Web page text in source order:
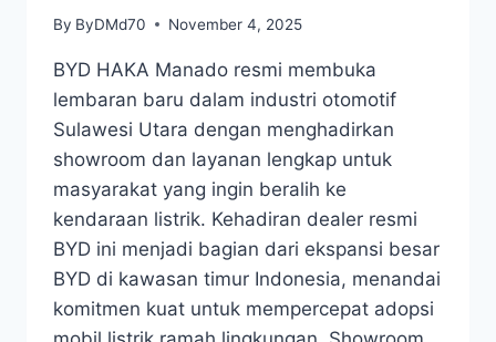
By ByDMd70 November 4, 2025
BYD HAKA Manado resmi membuka
lembaran baru dalam industri otomotif
Sulawesi Utara dengan menghadirkan
showroom dan layanan lengkap untuk
masyarakat yang ingin beralih ke
kendaraan listrik. Kehadiran dealer resmi
BYD ini menjadi bagian dari ekspansi besar
BYD di kawasan timur Indonesia, menandai
komitmen kuat untuk mempercepat adopsi